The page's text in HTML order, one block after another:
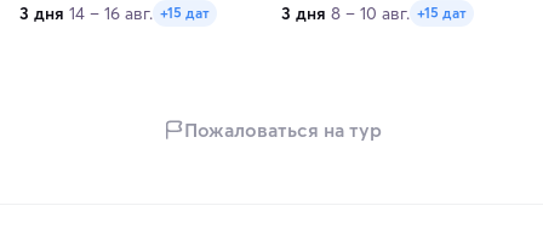
3 дня 14 – 16 авг. +15 дат 3 дня 8 – 10 авг. +15 дат
Пожаловаться на тур